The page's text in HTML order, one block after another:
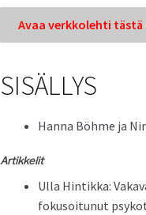
Avaa verkkole­hti
SISÄLLYS
Han­na Böhme ja
Artikke­lit
Ulla Hin­tik­ka:
foku­soitunut